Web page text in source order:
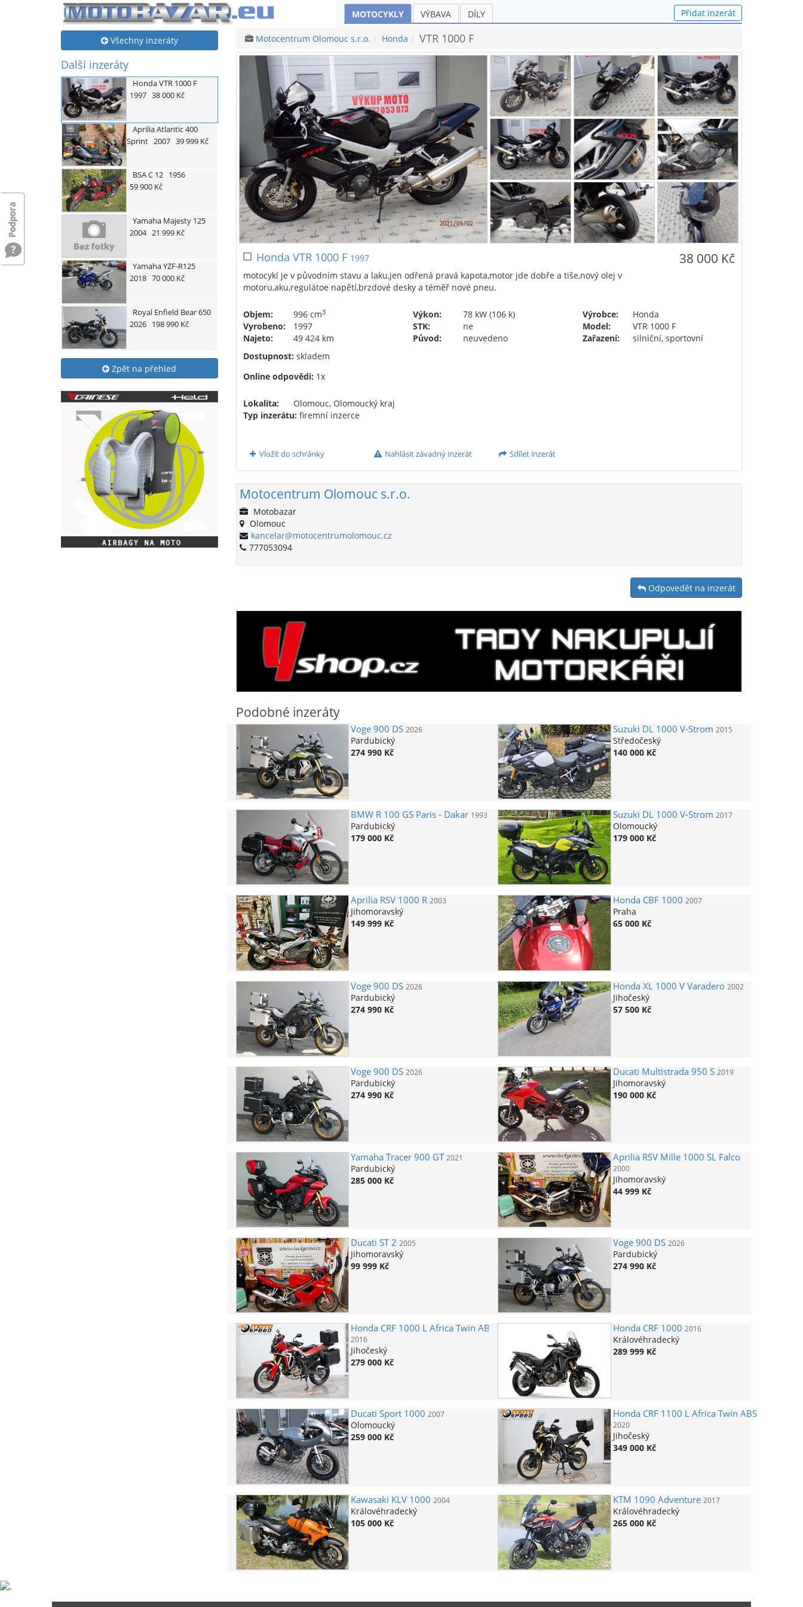
MOTOCYKLY VÝBAVA DÍLY Přidat inzerát
Všechny inzeráty
Další inzeráty
HondaVTR 1000 F
1997 38 000 Kč
ApriliaAtlantic 400
Sprint 2007 39 999 Kč
BSAC 12 1956
59 900 Kč
YamahaMajesty 125
2004 21 999 Kč
YamahaYZF-R125
2018 70 000 Kč
Royal Enfield Bear 650
2026 198 990 Kč
Zpět na přehled
Motocentrum Olomouc s.r.o. Honda VTR 1000 F
38 000 Kč
Honda VTR 1000 F 1997
motocykl je v původním stavu a laku,jen odřená pravá kapota,motor jde dobře a tiše,nový olej v
motoru,aku,regulátoe napětí,brzdové desky a téměř nové pneu.
Objem: 996 cm3
Vyrobeno:
1997
Najeto:
49 424 km
Výkon:
78 kW (106 k)
STK:
ne
Původ:
neuvedeno
Výrobce:
Honda
Model:
VTR 1000 F
Zařazení:
silniční, sportovní
Dostupnost: skladem
Online odpovědi: 1x
Lokalita:
Olomouc, Olomoucký kraj
Typ inzerátu: firemní inzerce
Vložit do schránky Nahlásit závadný inzerát Sdílet inzerát
Motocentrum Olomouc s.r.o.
Motobazar
Olomouc
kancelar@motocentrumolomouc.cz
777053094
Odpovedět na inzerát
Podobné inzeráty
Voge900 DS 2026
Pardubický
274 990 Kč
Suzuki DL 1000 V-Strom 2015
Středočeský
140 000 Kč
BMW R 100 GS Paris - Dakar 1993
Pardubický
179 000 Kč
Suzuki DL 1000 V-Strom 2017
Olomoucký
179 000 Kč
Aprilia RSV 1000 R 2003
Jihomoravský
149 999 Kč
Honda CBF 1000 2007
Praha
65 000 Kč
Voge900 DS 2026
Pardubický
274 990 Kč
HondaXL 1000 V Varadero 2002
Jihočeský
57 500 Kč
Voge900 DS 2026
Pardubický
274 990 Kč
Ducati Multistrada 950 S 2019
Jihomoravský
190 000 Kč
YamahaTracer 900 GT 2021
Pardubický
285 000 Kč
Aprilia RSV Mille 1000 SL Falco
2000
Jihomoravský
44 999 Kč
Ducati ST 2 2005
Jihomoravský
99 999 Kč
Voge900 DS 2026
Pardubický
274 990 Kč
Honda CRF 1000 L Africa Twin ABS
2016
Jihočeský
279 000 Kč
Honda CRF 1000 2016
Královéhradecký
289 999 Kč
Ducati Sport 1000 2007
Olomoucký
259 000 Kč
Honda CRF 1100 L Africa Twin ABS
2020
Jihočeský
349 000 Kč
Kawasaki KLV 1000 2004
Královéhradecký
105 000 Kč
KTM 1090 Adventure 2017
Královéhradecký
265 000 Kč